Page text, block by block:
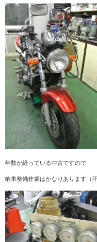
年数が経っている中古ですので
納車整備作業はかなりあります（汗